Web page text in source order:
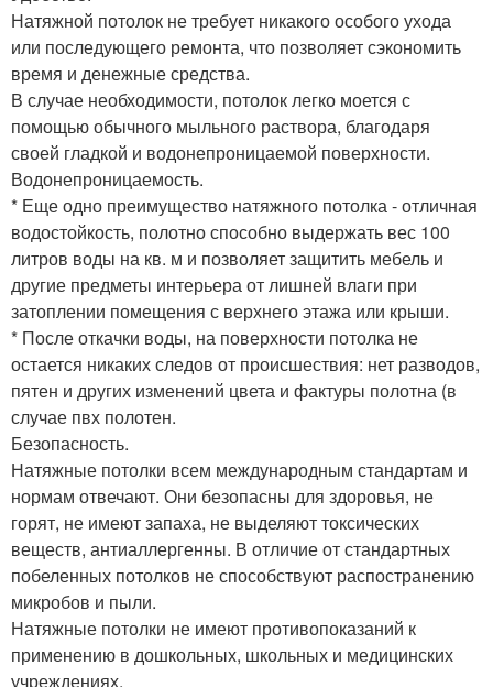
Натяжной потолок не требует никакого особого ухода
или последующего ремонта, что позволяет сэкономить
время и денежные средства.
В случае необходимости, потолок легко моется с
помощью обычного мыльного раствора, благодаря
своей гладкой и водонепроницаемой поверхности.
Водонепроницаемость.
* Еще одно преимущество натяжного потолка - отличная
водостойкость, полотно способно выдержать вес 100
литров воды на кв. м и позволяет защитить мебель и
другие предметы интерьера от лишней влаги при
затоплении помещения с верхнего этажа или крыши.
* После откачки воды, на поверхности потолка не
остается никаких следов от происшествия: нет разводов,
пятен и других изменений цвета и фактуры полотна (в
случае пвх полотен.
Безопасность.
Натяжные потолки всем международным стандартам и
нормам отвечают. Они безопасны для здоровья, не
горят, не имеют запаха, не выделяют токсических
веществ, антиаллергенны. В отличие от стандартных
побеленных потолков не способствуют распостранению
микробов и пыли.
Натяжные потолки не имеют противопоказаний к
применению в дошкольных, школьных и медицинских
учреждениях.